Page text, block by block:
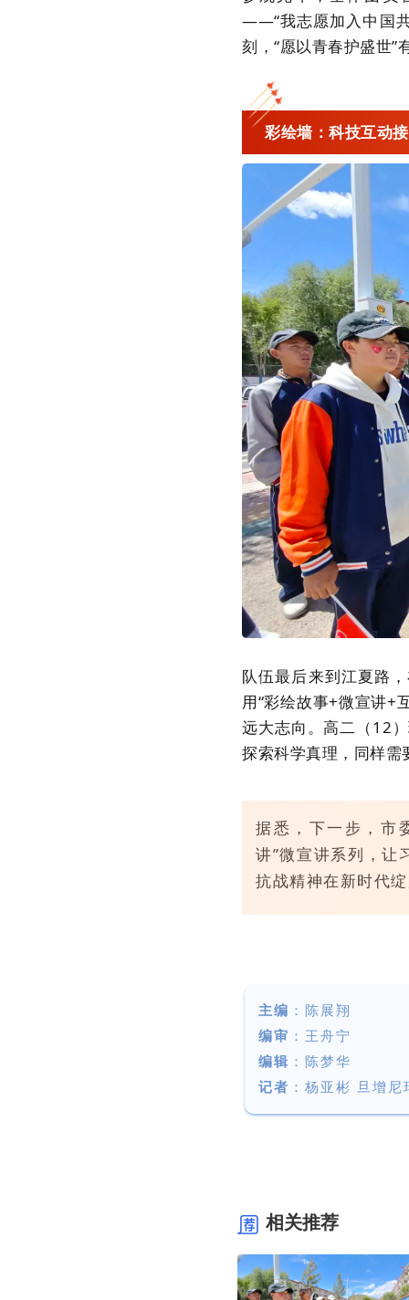
——“我志愿加入中国
刻，“愿以青春护盛世”
彩绘墙：科技互动
队伍最后来到江夏路
用“彩绘故事+微宣讲+
远大志向。高二（12
探索科学真理，同样需
据悉，下一步，市
讲”微宣讲系列，让
抗战精神在新时代
主编 ：陈展翔
编审 ：王舟宁
编辑 ：陈梦华
记者 ： 杨亚彬 旦增尼
相关推荐